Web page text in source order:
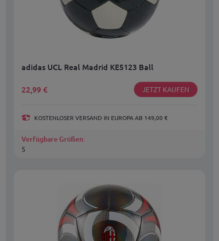
adidas UCL Real Madrid KE5123 Ball
22,99 € JETZT KAUFEN
KOSTENLOSER VERSAND IN EUROPA AB 149,00 €
Verfügbare Größen:
5